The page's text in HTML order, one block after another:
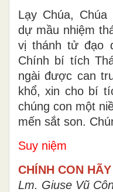
Lạy Chúa,
dự mầu nhiệm
vị thánh tử đạo
Chính bí tích
ngài được can
khổ, xin cho bí
chúng con một
mến sắt son.
Suy niệm
CHÍNH CON
Lm. Giuse Vũ